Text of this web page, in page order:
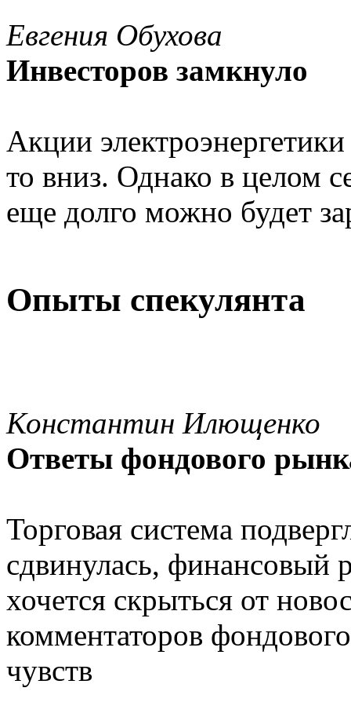
Евгения Обухова
Инвесторов замкнуло
Акции
то вниз. Однако в целом
еще долго можно будет
Опыты спекулянта
Константин Илющенко
Ответы фондового
Торговая система
сдвинулась, финансовый
хочется скрыться от
комментаторов
чувств